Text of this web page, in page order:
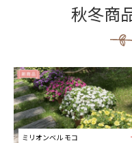
秋冬商
ミリオンベル モコ